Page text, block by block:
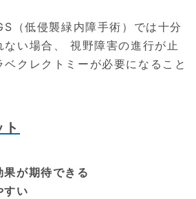
（低侵襲緑内障手術）では十分
ない場合、 視野障害の進行が止
ベクレクトミーが必要になること
が期待できる
すい